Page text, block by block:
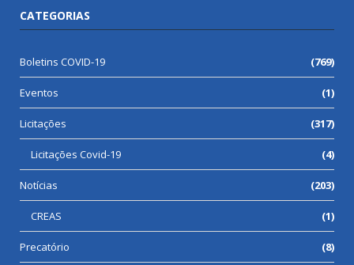
CATEGORIAS
Boletins COVID-19 (769)
Eventos (1)
Licitações (317)
Licitações Covid-19 (4)
Notícias (203)
CREAS (1)
Precatório (8)